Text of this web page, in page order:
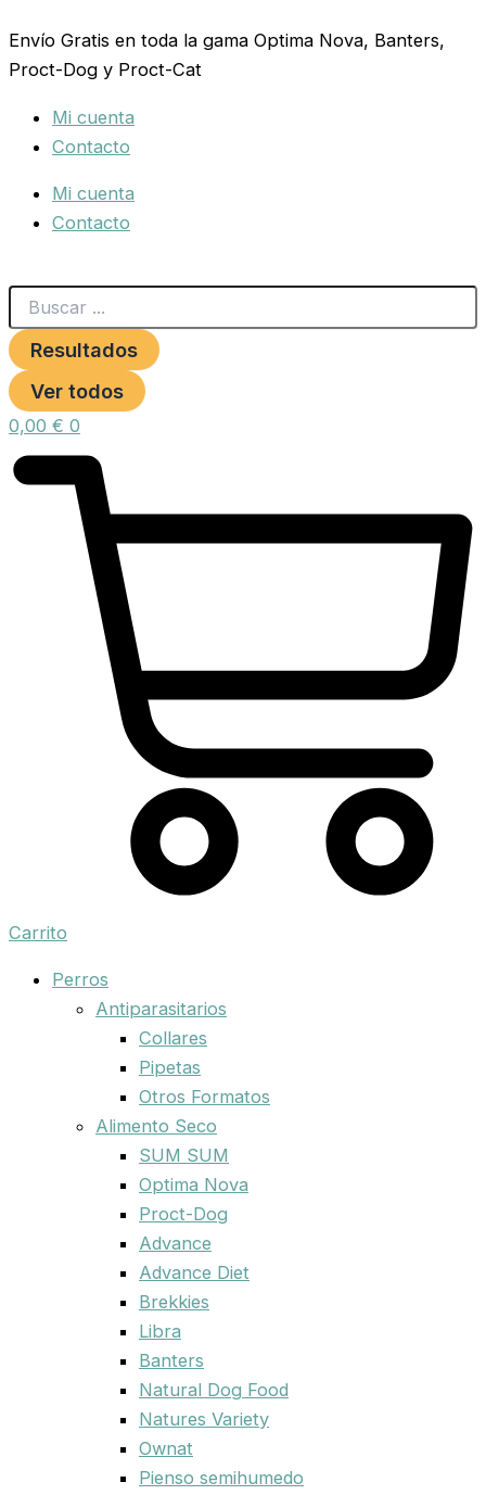
al
contenido
Envío Gratis en toda la gama Optima Nova, Banters,
Proct-Dog y Proct-Cat
Mi cuenta
Contacto
Mi cuenta
Contacto
...
Resultados
Ver todos
0,00 € 0
Carrito
Perros
Antiparasitarios
Collares
Pipetas
Otros Formatos
Alimento Seco
SUM SUM
Optima Nova
Proct-Dog
Advance
Advance Diet
Brekkies
Libra
Banters
Natural Dog Food
Natures Variety
Ownat
Pienso semihumedo
XTREME
DOG
CAMO
95cm)
cantidad